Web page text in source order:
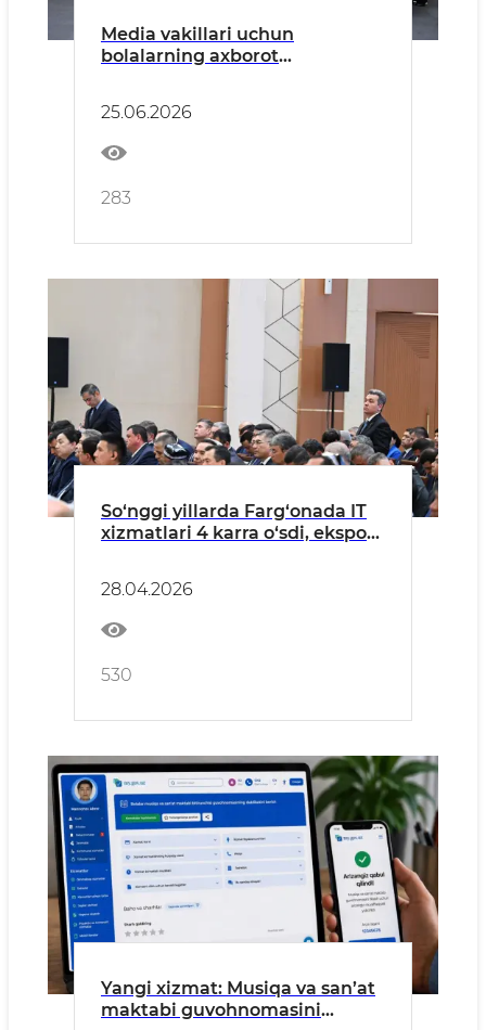
Media vakillari uchun
bolalarning axborot
etildi
25.06.2026
283
So‘nggi yillarda Farg‘onada IT
xizmatlari 4 karra o‘sdi, eksport
28.04.2026
530
Yangi xizmat: Musiqa va san’at
maktabi guvohnomasini